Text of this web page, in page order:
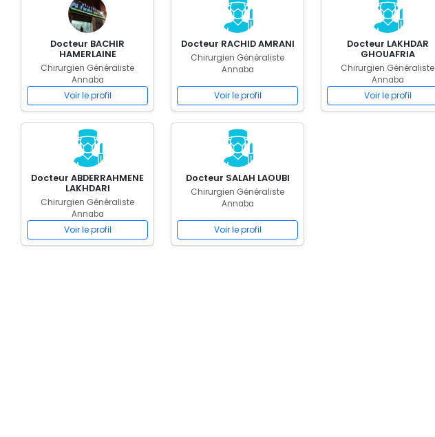
Docteur BACHIR
HAMERLAINE
Chirurgien Généraliste
Annaba
Voir le profil
Docteur RACHID AMRANI
Chirurgien Généraliste
Annaba
Voir le profil
Docteur LAKHDAR
GHOUAFRIA
Chirurgien Généraliste
Annaba
Voir le profil
Docteur ABDERRAHMENE
LAKHDARI
Chirurgien Généraliste
Annaba
Voir le profil
Docteur SALAH LAOUBI
Chirurgien Généraliste
Annaba
Voir le profil